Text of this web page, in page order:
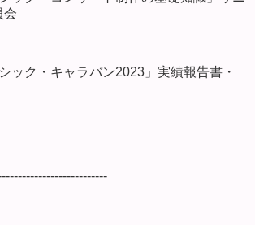
会
ク・キャラバン2023」実績報告書・